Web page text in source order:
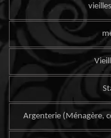
Argenterie (Ménagère,